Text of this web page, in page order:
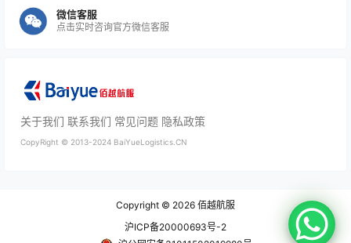
微信客服
点击实时咨询官方微信客服
关于我们 联系我们 常见问题 隐私政策
CopyRight © 2013-2024 BaiYueLogistics.CN
Copyright © 2026 佰越航服
沪ICP备20000693号-2